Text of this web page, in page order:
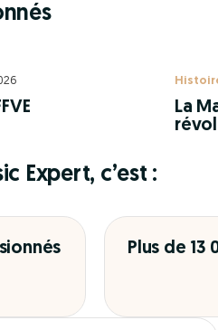
La
Expert, c’est :
Plus de 13